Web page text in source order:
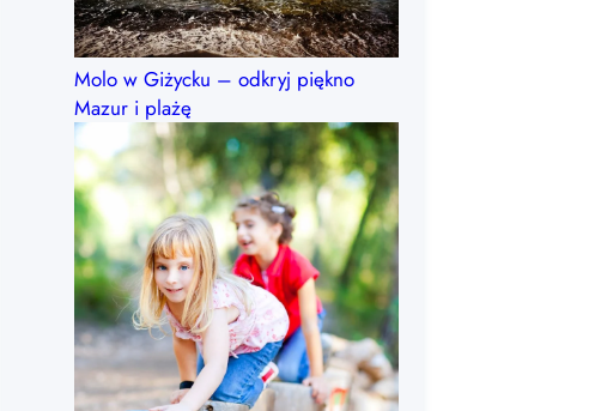
Molo w Giżycku – odkryj piękno
Mazur i plażę